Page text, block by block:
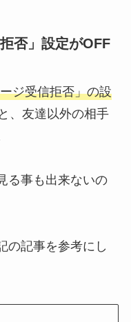
否」設定がOFF
ジ受信拒否」の設
、友達以外の相手
る事も出来ないの
の記事を参考にし